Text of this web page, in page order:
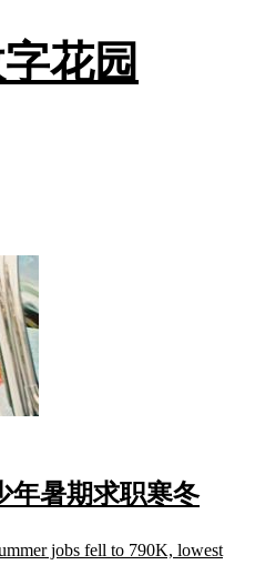
花园
年暑期求职寒冬
jobs fell to 790K, lowest